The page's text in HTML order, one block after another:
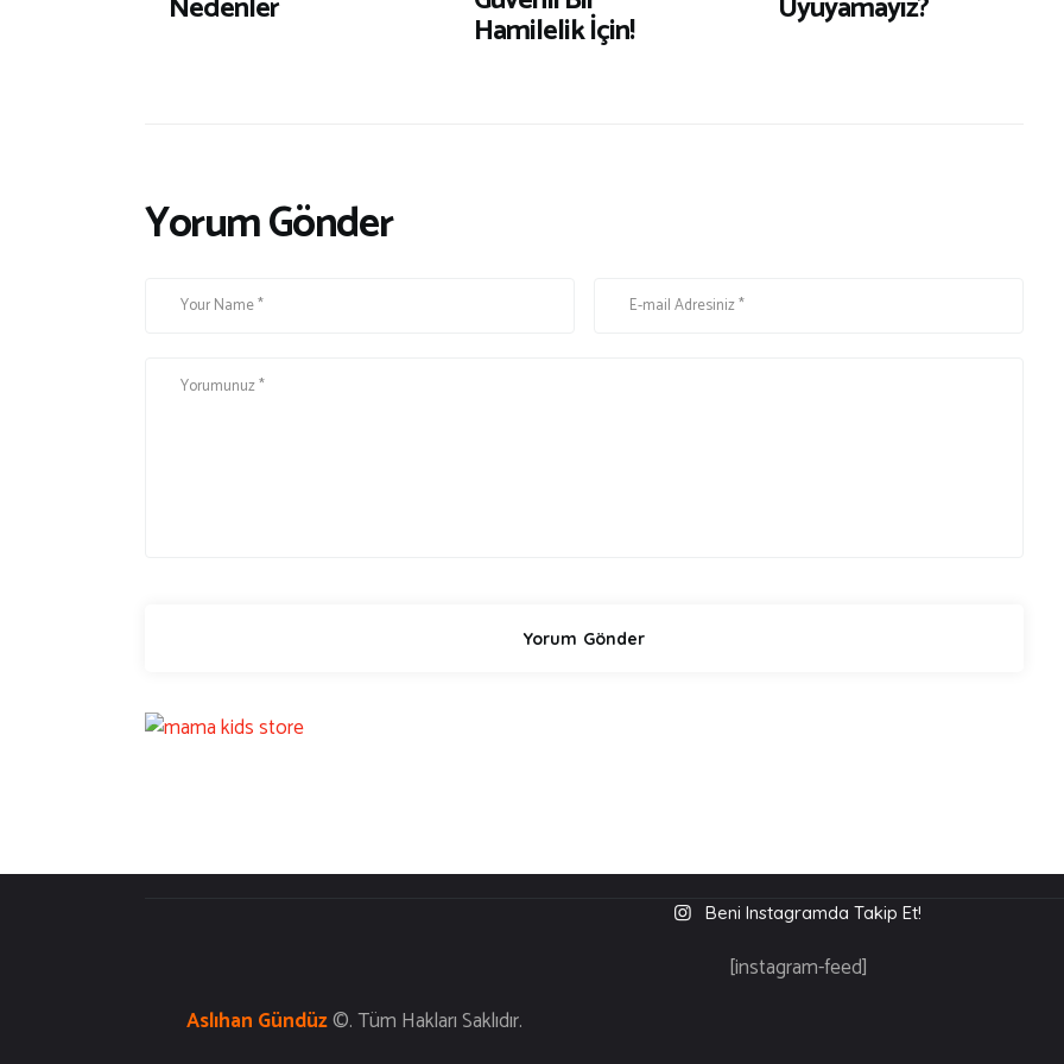
Hamilelik İçin!
Yorum Gönder
Beni Instagramda Takip Et!
[instagram-feed]
Aslıhan Gündüz©. Tüm Hakları